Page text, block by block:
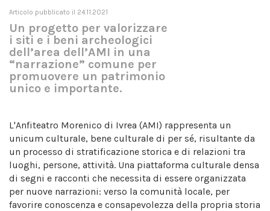
Articolo pubblicato il 24.11.2021
Un progetto per valorizzare
i siti e i beni archeologici
dell’area dell’AMI in una
“narrazione” comune per
promuovere un patrimonio
unico e importante.
L'Anfiteatro Morenico di Ivrea (AMI) rappresenta un
unicum culturale, bene culturale di per sé, risultante da
un processo di stratificazione storica e di relazioni tra
luoghi, persone, attività. Una piattaforma culturale densa
di segni e racconti che necessita di essere organizzata
per nuove narrazioni: verso la comunità locale, per
favorire conoscenza e consapevolezza della propria storia